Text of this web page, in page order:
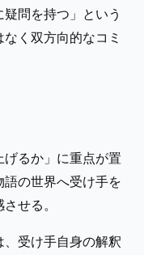
問を持つ」という
く双方向的なコミ
るか」に重点が置
の世界へ受け手を
せる。
受け手自身の解釈